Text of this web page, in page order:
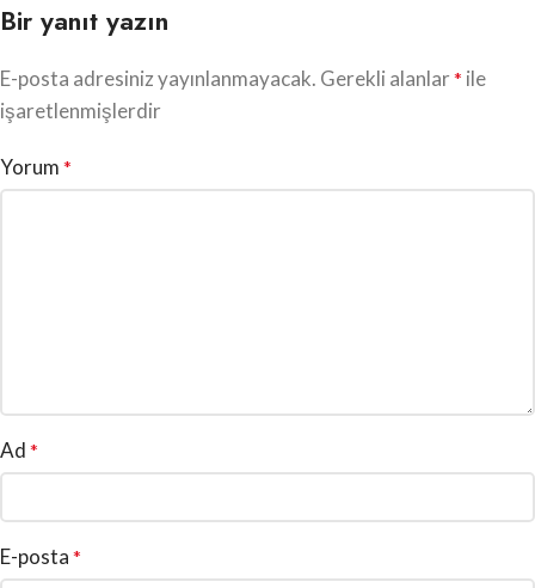
Bir yanıt yazın
E-posta adresiniz yayınlanmayacak. Gerekli alanlar* ile
işaretlenmişlerdir
Yorum *
Ad *
E-posta *